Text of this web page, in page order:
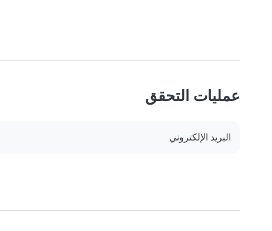
عمليات التحقق
البريد الإلكتروني